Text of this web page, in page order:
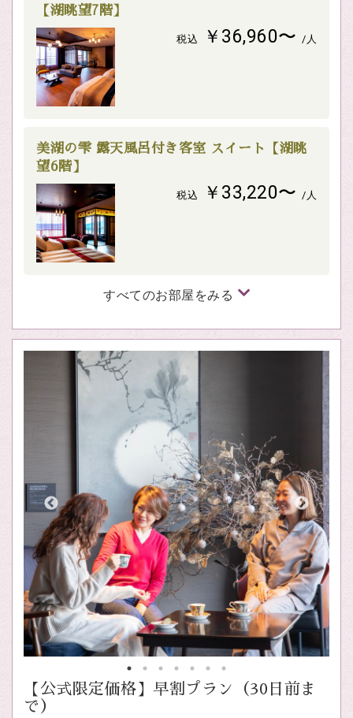
【湖眺望7階】
税込 ￥36,960〜 /人
美湖の雫 露天風呂付き客室 スイート【湖眺
望6階】
税込 ￥33,220〜 /人
すべてのお部屋をみる
【公式限定価格】早割プラン（30日前ま
で）